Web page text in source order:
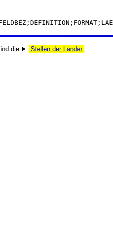
die ⯈
Stellen der Länder